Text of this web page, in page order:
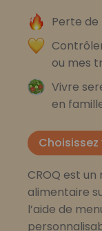
Perte de
ou mes
Vivre
en
CROQ est
alimentaire
l’aide de